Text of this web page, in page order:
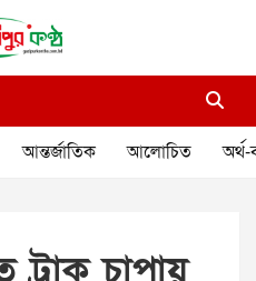
আন্তর্জাতিক আলোচিত অর্থ-